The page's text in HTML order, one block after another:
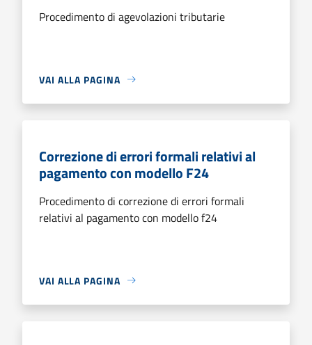
Procedimento di agevolazioni tributarie
VAI ALLA PAGINA
Correzione di errori formali relativi al
pagamento con modello F24
Procedimento di correzione di errori formali
relativi al pagamento con modello f24
VAI ALLA PAGINA